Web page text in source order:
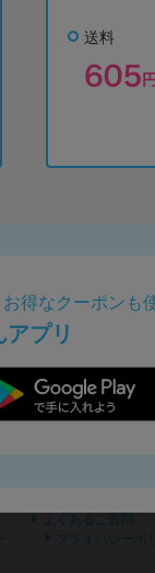
送料
得なクーポンも
アプリ
よくあるご質問
プライバシーポ